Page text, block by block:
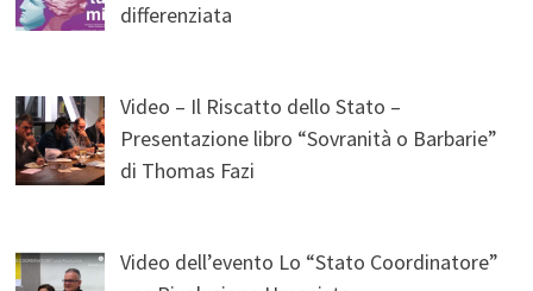
differenziata
Video – Il Riscatto dello Stato –
Presentazione libro “Sovranità o Barbarie”
di Thomas Fazi
Video dell’evento Lo “Stato Coordinatore”